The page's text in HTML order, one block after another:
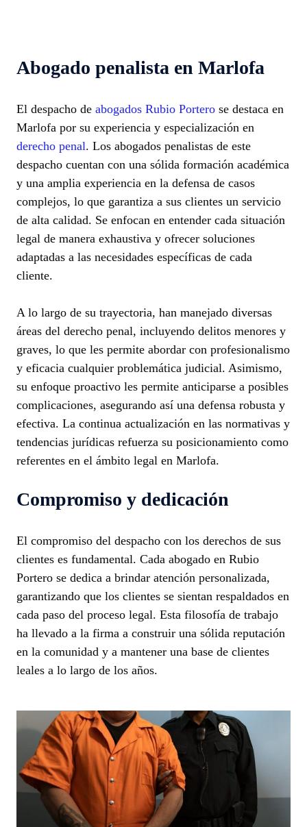
Abogado penalista en Marlofa
El despacho de abogados Rubio Portero se destaca en
Marlofa por su experiencia y especialización en
derecho penal. Los abogados penalistas de este
despacho cuentan con una sólida formación académica
y una amplia experiencia en la defensa de casos
complejos, lo que garantiza a sus clientes un servicio
de alta calidad. Se enfocan en entender cada situación
legal de manera exhaustiva y ofrecer soluciones
adaptadas a las necesidades específicas de cada
cliente.
A lo largo de su trayectoria, han manejado diversas
áreas del derecho penal, incluyendo delitos menores y
graves, lo que les permite abordar con profesionalismo
y eficacia cualquier problemática judicial. Asimismo,
su enfoque proactivo les permite anticiparse a posibles
complicaciones, asegurando así una defensa robusta y
efectiva. La continua actualización en las normativas y
tendencias jurídicas refuerza su posicionamiento como
referentes en el ámbito legal en Marlofa.
Compromiso y dedicación
El compromiso del despacho con los derechos de sus
clientes es fundamental. Cada abogado en Rubio
Portero se dedica a brindar atención personalizada,
garantizando que los clientes se sientan respaldados en
cada paso del proceso legal. Esta filosofía de trabajo
ha llevado a la firma a construir una sólida reputación
en la comunidad y a mantener una base de clientes
leales a lo largo de los años.